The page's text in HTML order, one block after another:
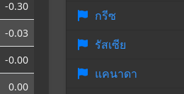
-0.30
-0.03
-0.00
0.00
กรีซ
รัสเซีย
แคนาดา